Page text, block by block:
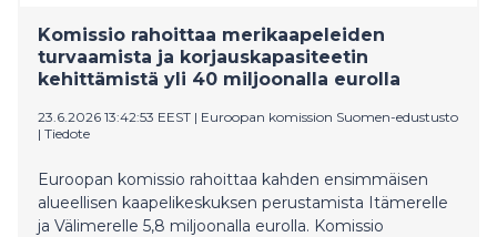
motsvarande adoptionsutredning också görs i Finland.
Sverige gjorde en utredning i fjol. Adoptionsnämnden
drar inga direkta slutsatser utifrån resultaten från
noggrant med den nya internationella informationen.
Komissio rahoittaa merikaapeleiden
turvaamista ja korjauskapasiteetin
kehittämistä yli 40 miljoonalla eurolla
23.6.2026 13:42:53 EEST | Euroopan komission Suomen-edustusto
| Tiedote
Euroopan komissio rahoittaa kahden ensimmäisen
alueellisen kaapelikeskuksen perustamista Itämerelle
ja Välimerelle 5,8 miljoonalla eurolla. Komissio